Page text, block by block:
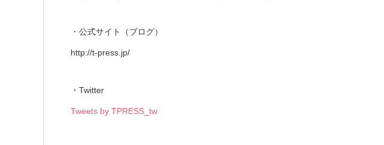
・公式サイト（ブログ）
http://t-press.jp/
・Twitter
Tweets by TPRESS_tw